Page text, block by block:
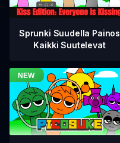
Sprunki Suudella Painos
Kaikki Suutelevat